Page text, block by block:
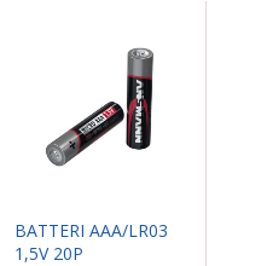
BATTERI AAA/LR03
1,5V 20P